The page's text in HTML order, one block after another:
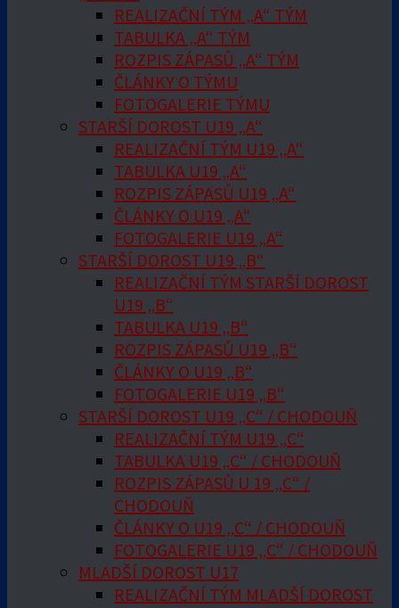
REALIZAČNÍ TÝM „A“ TÝM
TABULKA „A“ TÝM
ROZPIS ZÁPASŮ „A“ TÝM
ČLÁNKY O TÝMU
FOTOGALERIE TÝMU
STARŠÍ DOROST U19 „A“
REALIZAČNÍ TÝM U19 „A“
TABULKA U19 „A“
ROZPIS ZÁPASŮ U19 „A“
ČLÁNKY O U19 „A“
FOTOGALERIE U19 „A“
STARŠÍ DOROST U19 „B“
REALIZAČNÍ TÝM STARŠÍ DOROST
U19 „B“
TABULKA U19 „B“
ROZPIS ZÁPASŮ U19 „B“
ČLÁNKY O U19 „B“
FOTOGALERIE U19 „B“
STARŠÍ DOROST U19 „C“ / CHODOUŇ
REALIZAČNÍ TÝM U19 „C“
TABULKA U19 „C“ / CHODOUŇ
ROZPIS ZÁPASŮ U 19 „C“ /
CHODOUŇ
ČLÁNKY O U19 „C“ / CHODOUŇ
FOTOGALERIE U19 „C“ / CHODOUŇ
MLADŠÍ DOROST U17
REALIZAČNÍ TÝM MLADŠÍ DOROST